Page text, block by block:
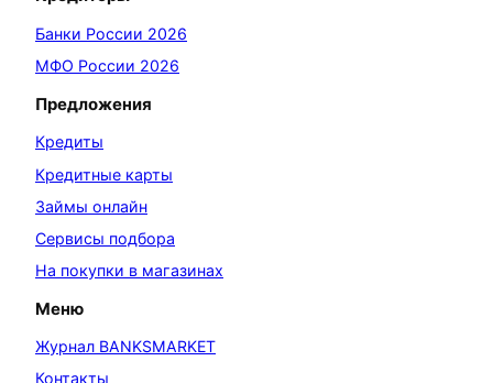
Банки России 2026
МФО России 2026
Предложения
Кредиты
Кредитные карты
Займы онлайн
Сервисы подбора
На покупки в магазинах
Меню
Журнал BANKSMARKET
Контакты